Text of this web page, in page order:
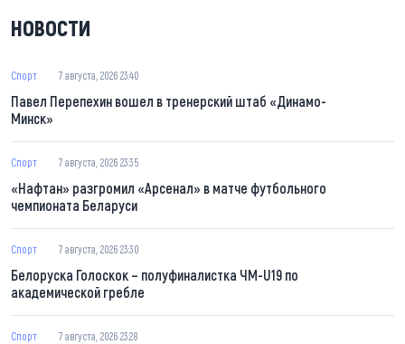
НОВОСТИ
Спорт 7 августа, 2026 23:40
Павел Перепехин вошел в тренерский штаб «Динамо-
Минск»
Спорт 7 августа, 2026 23:35
«Нафтан» разгромил «Арсенал» в матче футбольного
чемпионата Беларуси
Спорт 7 августа, 2026 23:30
Белоруска Голоскок – полуфиналистка ЧМ-U19 по
академической гребле
Спорт 7 августа, 2026 23:28